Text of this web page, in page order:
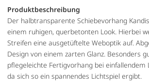
Produktbeschreibung
Der halbtransparente Schiebevorhang
einem ruhigen, querbetonten Look. Hierbei
Streifen eine ausgetüftelte Weboptik auf.
Design von einem zarten Glanz. Besonders
pflegeleichte Fertigvorhang bei einfallendem
da sich so ein spannendes Lichtspiel ergibt.